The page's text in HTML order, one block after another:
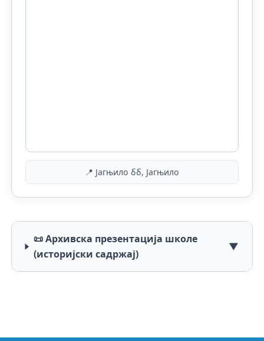
📍 Јагњило бб, Јагњило
📜 Архивска презентација школе
(историјски садржај)
▼